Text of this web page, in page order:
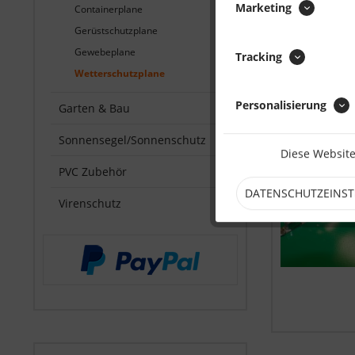
Containerplane
Gerüstschutzplane
Gewebeplane
Wetterschutzplane
Garten & Bau
Sonnensegel/Sonnenschutz
PVC Zubehör
Virenschutz
Marketing
Tracking
Personalisierung
Diese